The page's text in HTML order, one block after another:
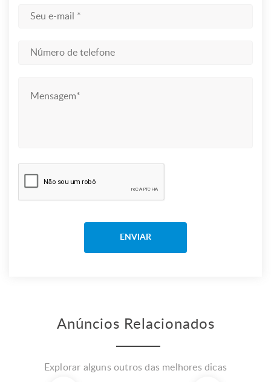
Anúncios Relacionados
Explorar alguns outros das melhores dicas